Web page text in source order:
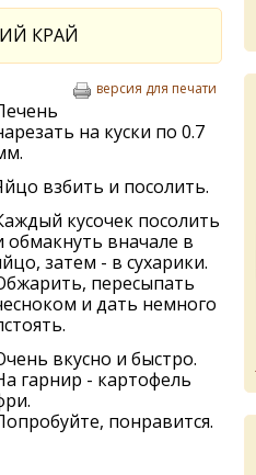
КРАЙ
версия для печати
на куски по 0.7
взбить и посолить.
кусочек посолить
обмакнуть вначале в
затем - в сухарики.
пересыпать
и дать немного
вкусно и быстро.
гарнир - картофель
понравится.